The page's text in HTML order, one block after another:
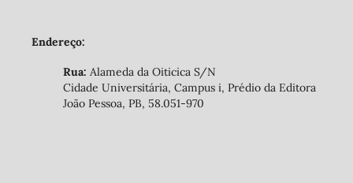
Endereço:
Rua: Alameda da Oiticica S/N
Cidade Universitária, Campus i, Prédio da Editora
João Pessoa, PB, 58.051-970